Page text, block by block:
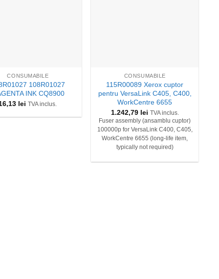
CONSUMABILE
108R01027
INK CQ8900
lei TVA inclus.
CONSUMABILE
115R00089 Xerox cuptor
pentru VersaLink C405, C400,
WorkCentre 6655
1.242,79 lei TVA inclus.
Fuser assembly (ansamblu cuptor)
100000p for VersaLink C400, C405,
WorkCentre 6655 (long-life item,
typically not required)